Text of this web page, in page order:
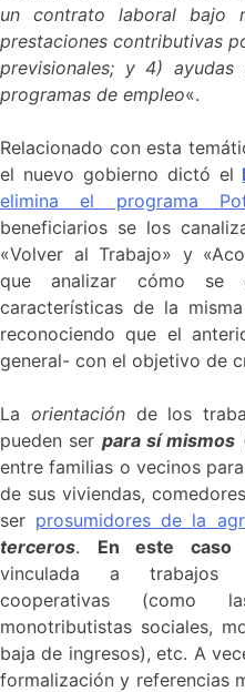
un contrato laboral bajo
prestaciones contributivas
previsionales; y 4) ayudas
programas de empleo«.
Relacionado con esta
el nuevo gobierno dictó el
elimina el programa
beneficiarios se los
«Volver al Trabajo» y
que analizar cómo
características de la
reconociendo que el
general- con el objetivo de
La orientación de los
pueden ser para sí mismos
entre familias o vecinos
de sus viviendas,
ser prosumidores de la
terceros. En este caso
vinculada a trabajos
cooperativas (como
monotributistas sociales,
baja de ingresos), etc. A
formalización y referencias